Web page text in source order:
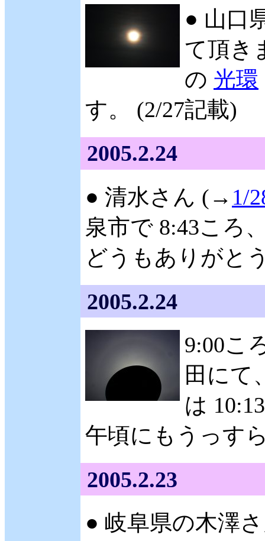
● 山口
て頂き
の 光環
す。 (2/27記載)
2005.2.24
● 清水さん (→ 1/
泉市で 8:43ころ
どうもありがと
2005.2.24
9:00こ
田にて
は
午頃にもうっす
2005.2.23
● 岐阜県の木澤